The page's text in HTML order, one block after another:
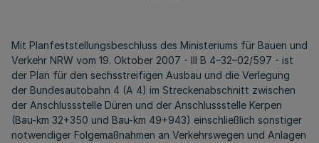
Mit Planfeststellungsbeschluss des Ministeriums für Bauen und
Verkehr NRW vom 19. Oktober 2007 - III B 4–32–02/597 - ist
der Plan für den sechsstreifigen Ausbau und die Verlegung
der Bundesautobahn 4 (A 4) im Streckenabschnitt zwischen
der Anschlussstelle Düren und der Anschlussstelle Kerpen
(Bau-km 32+350 und Bau-km 49+943) einschließlich sonstiger
notwendiger Folgemaßnahmen an Verkehrswegen und Anlagen